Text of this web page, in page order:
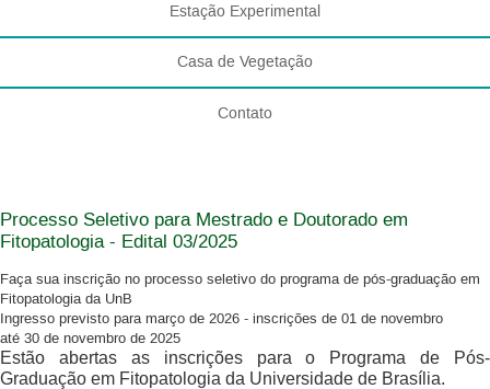
Estação Experimental
Casa de Vegetação
Contato
Processo Seletivo para Mestrado e Doutorado em
Fitopatologia - Edital 03/2025
Faça sua inscrição no processo seletivo do programa de pós-graduação em
Fitopatologia da UnB
Ingresso previsto para março de 2026 - inscrições de 01 de novembro
até 30 de novembro de 2025
Estão abertas as inscrições para o Programa de Pós-
Graduação em Fitopatologia da Universidade de Brasília.